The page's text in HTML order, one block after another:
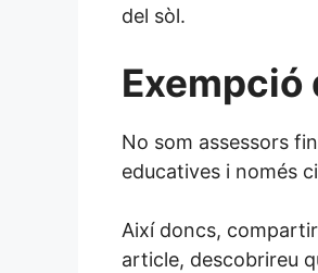
b
k
t
del sòl.
No som assessors
educatives i només
Així doncs,
article, descobrireu